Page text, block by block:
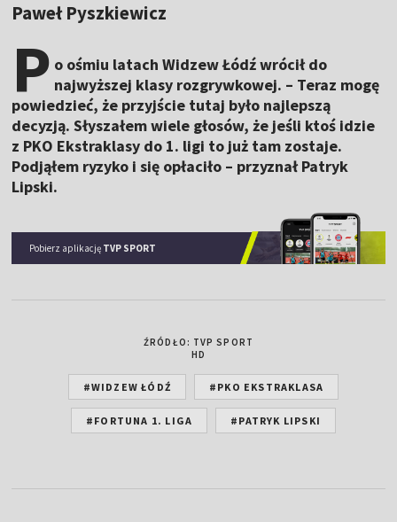
Paweł Pyszkiewicz
P o ośmiu latach Widzew Łódź wrócił do
najwyższej klasy rozgrywkowej. – Teraz mogę
powiedzieć, że przyjście tutaj było najlepszą
decyzją. Słyszałem wiele głosów, że jeśli ktoś idzie
z PKO Ekstraklasy do 1. ligi to już tam zostaje.
Podjąłem ryzyko i się opłaciło – przyznał Patryk
Lipski.
Pobierz aplikację TVP SPORT
ŹRÓDŁO: TVP SPORT
HD
#WIDZEW ŁÓDŹ #PKO EKSTRAKLASA
#FORTUNA 1. LIGA #PATRYK LIPSKI